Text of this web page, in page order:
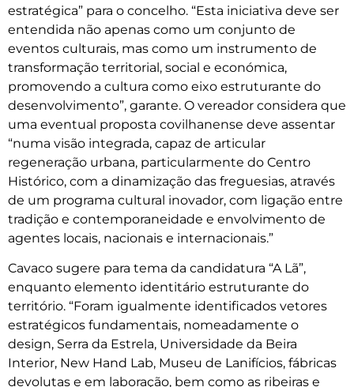
estratégica” para o concelho. “Esta iniciativa deve ser
entendida não apenas como um conjunto de
eventos culturais, mas como um instrumento de
transformação territorial, social e económica,
promovendo a cultura como eixo estruturante do
desenvolvimento”, garante. O vereador considera que
uma eventual proposta covilhanense deve assentar
“numa visão integrada, capaz de articular
regeneração urbana, particularmente do Centro
Histórico, com a dinamização das freguesias, através
de um programa cultural inovador, com ligação entre
tradição e contemporaneidade e envolvimento de
agentes locais, nacionais e internacionais.”
Cavaco sugere para tema da candidatura “A Lã”,
enquanto elemento identitário estruturante do
território. “Foram igualmente identificados vetores
estratégicos fundamentais, nomeadamente o
design, Serra da Estrela, Universidade da Beira
Interior, New Hand Lab, Museu de Lanifícios, fábricas
devolutas e em laboração, bem como as ribeiras e